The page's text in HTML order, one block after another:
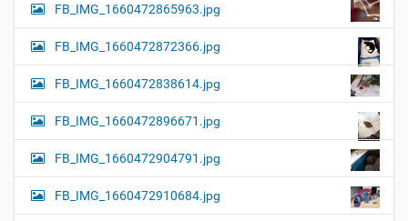
FB_IMG_1660472865963.jpg
FB_IMG_1660472872366.jpg
FB_IMG_1660472838614.jpg
FB_IMG_1660472896671.jpg
FB_IMG_1660472904791.jpg
FB_IMG_1660472910684.jpg